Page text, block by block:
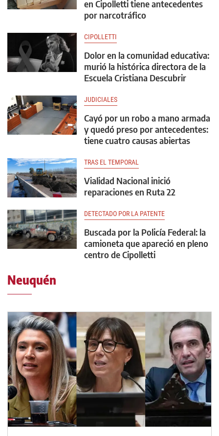
en Cipolletti tiene antecedentes
por narcotráfico
CIPOLLETTI
Dolor en la comunidad educativa:
murió la histórica directora de la
Escuela Cristiana Descubrir
JUDICIALES
Cayó por un robo a mano armada
y quedó preso por antecedentes:
tiene cuatro causas abiertas
TRAS EL TEMPORAL
Vialidad Nacional inició
reparaciones en Ruta 22
DETECTADO POR LA PATENTE
Buscada por la Policía Federal: la
camioneta que apareció en pleno
centro de Cipolletti
Neuquén